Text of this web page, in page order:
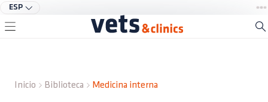
ESP
Inicio Biblioteca Medicina interna